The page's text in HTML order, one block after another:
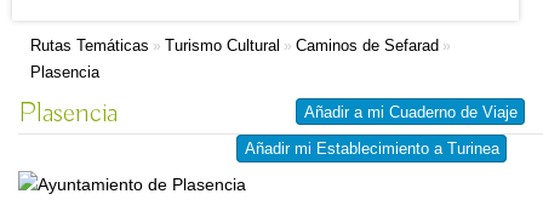
Rutas Temáticas » Turismo Cultural » Caminos de Sefarad »
Plasencia
Añadir a mi Cuaderno de Viaje
Añadir mi Establecimiento a Turinea
Plasencia